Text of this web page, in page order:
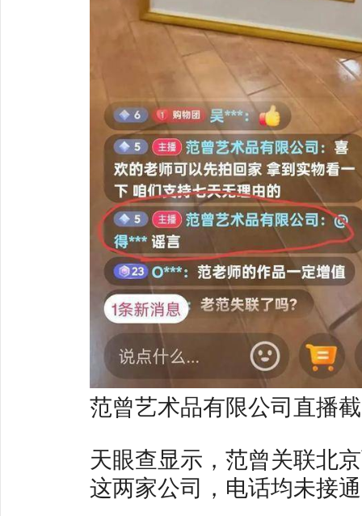
范曾艺术品有限公司直播
天眼查显示，范曾关联北
这两家公司，电话均未接